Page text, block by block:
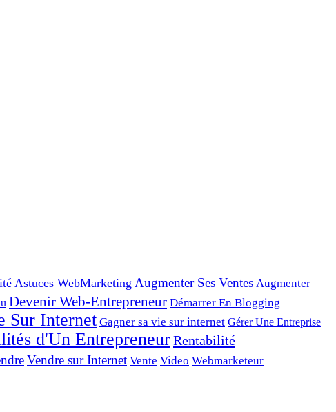
Astuces WebMarketing Augmenter Ses Ventes Augmenter
Devenir Web-Entrepreneur Démarrer En Blogging
Sur Internet Gagner sa vie sur internet Gérer Une Entreprise
d'Un EntrepreneurRentabilité
Vendre sur Internet Vente Video Webmarketeur